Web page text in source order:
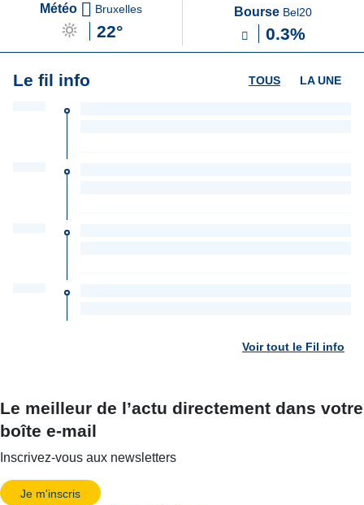
Météo Bruxelles
22°
Bourse Bel20
0.3%
Le fil info LA UNE
TOUS
Voir tout le Fil info
Le meilleur de l’actu directement dans votre
boîte e-mail
Inscrivez-vous aux newsletters
Je m'inscris